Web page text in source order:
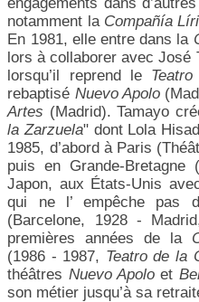
notamment la Compañía
En 1981, elle entre dans la
lors à collaborer avec José
lorsqu’il reprend le
rebaptisé Nuevo Apolo
Artes (Madrid). Tamayo
la Zarzuela" dont Lola
1985, d’abord à Paris
puis en Grande-Bretagne
Japon, aux États-Unis
qui ne l’ empêche pas
(Barcelone, 1928 -
premières années de la
(1986 - 1987, Teatro de la
théâtres Nuevo Apoloet
son métier jusqu’à sa